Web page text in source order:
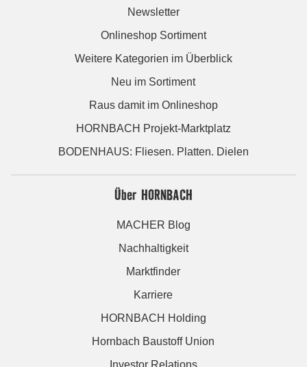
Newsletter
Onlineshop Sortiment
Weitere Kategorien im Überblick
Neu im Sortiment
Raus damit im Onlineshop
HORNBACH Projekt-Marktplatz
BODENHAUS: Fliesen. Platten. Dielen
Über HORNBACH
MACHER Blog
Nachhaltigkeit
Marktfinder
Karriere
HORNBACH Holding
Hornbach Baustoff Union
Investor Relations